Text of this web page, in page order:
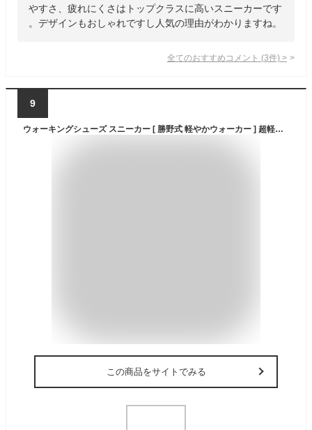
やすさ、疲れにくさはトップクラスに高いスニーカーです
。デザインもおしゃれですし人気の理由がわかりますね。
全てのおすすめコメント (3件) >
9
ウォーキングシューズ スニーカー [ 勝野式 軽やかウォーカー ] 超軽い 勝野式 靴 疲れにくい 歩きやすい 快適シューズ meidai レディース シューズ 黒 4E 幅広 レディース スニーカー 外反母趾 メッシュ シューズ 敬老の日 ギフト 幅広 履きやすい【即納】【送料無料】
この商品をサイトでみる